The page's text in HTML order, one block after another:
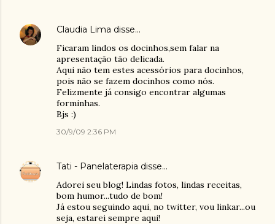
Claudia Lima disse…
Ficaram lindos os docinhos,sem falar na
apresentação tão delicada.
Aqui não tem estes acessórios para docinhos,
pois não se fazem docinhos como nós.
Felizmente já consigo encontrar algumas
forminhas.
Bjs :)
30/9/09 2:36 PM
Tati - Panelaterapia disse…
Adorei seu blog! Lindas fotos, lindas receitas,
bom humor...tudo de bom!
Já estou seguindo aqui, no twitter, vou linkar...ou
seja, estarei sempre aqui!